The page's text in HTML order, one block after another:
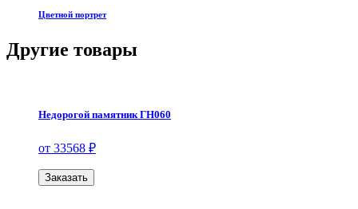
Цветной портрет
Другие товары
Недорогой памятник ГН060
от 33568 ₽
Заказать